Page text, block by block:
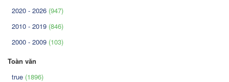
2020 - 2026 (947)
2010 - 2019 (846)
2000 - 2009 (103)
Toàn văn
true (1896)